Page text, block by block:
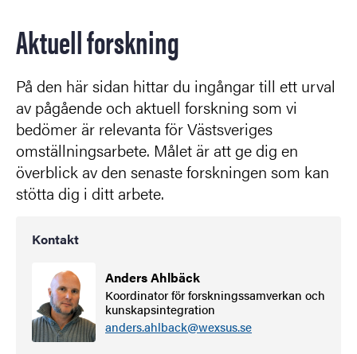
Aktuell forskning
På den här sidan hittar du ingångar till ett urval
av pågående och aktuell forskning som vi
bedömer är relevanta för Västsveriges
omställningsarbete. Målet är att ge dig en
överblick av den senaste forskningen som kan
stötta dig i ditt arbete.
Kontakt
Anders Ahlbäck
Koordinator för forskningssamverkan och
kunskapsintegration
anders.ahlback@wexsus.se